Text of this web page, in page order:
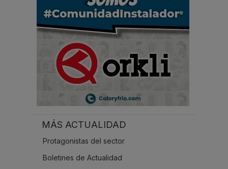
MÁS ACTUALIDAD
Protagonistas del sector
Boletines de Actualidad